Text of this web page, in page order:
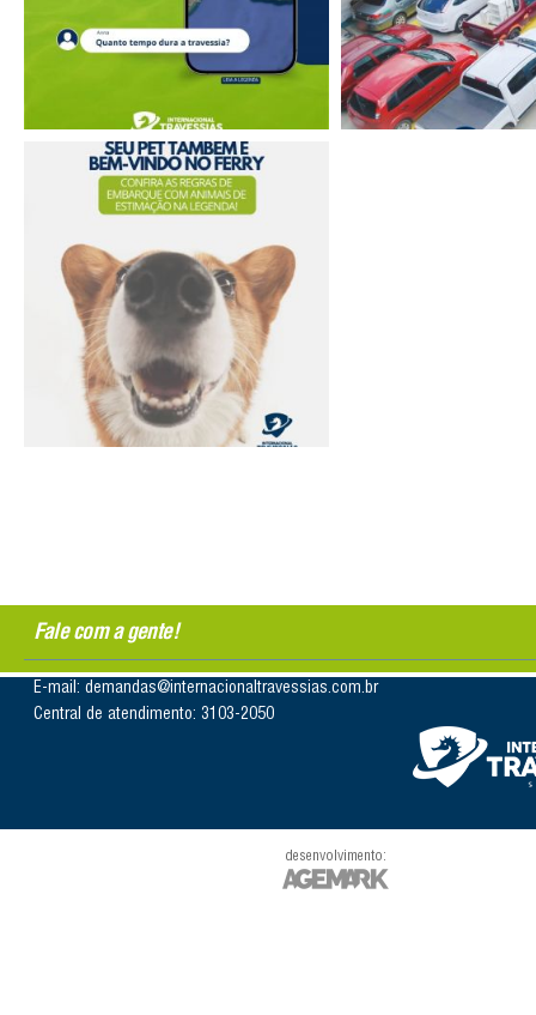
Fale com a gente!
E-mail: demandas@internacionaltravessias.com.br
Central de atendimento: 3103-2050
desenvolvimento: